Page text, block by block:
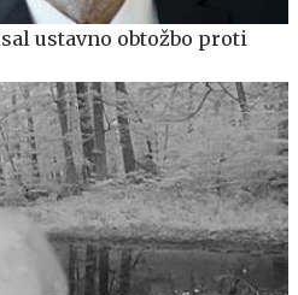
ustavno obtožbo proti